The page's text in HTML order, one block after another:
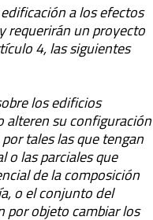
a los efectos
requerirán un proyecto
4, las siguientes
los edificios
alteren su configuración
tales las que tengan
o las parciales que
de la composición
o el conjunto del
por objeto cambiar los